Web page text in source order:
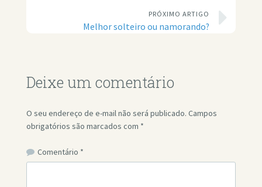
PRÓXIMO ARTIGO
Melhor solteiro ou namorando?
Deixe um comentário
O seu endereço de e-mail não será publicado. Campos
obrigatórios são marcados com *
Comentário *